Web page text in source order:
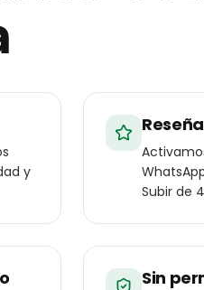
y
Subir de
Sin